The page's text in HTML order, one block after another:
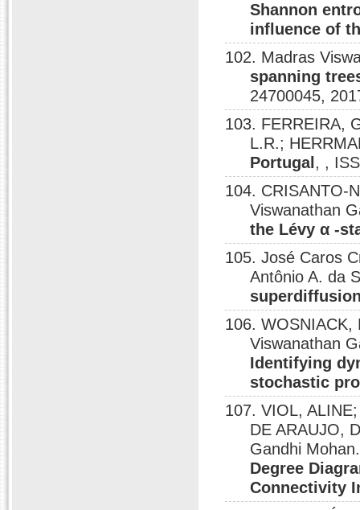
Shannon
influence of
102. Madras
spanning
24700045,
103. FERREIRA,
L.R.;
Portugal , ,
104. CRISANTO-
Viswanathan
the Lévy α -
105. José Caros
Antônio A. da
106.
Viswanathan
Identifying
stochastic
107. VIOL,
DE ARAUJO,
Gandhi
Degree
Connectivity